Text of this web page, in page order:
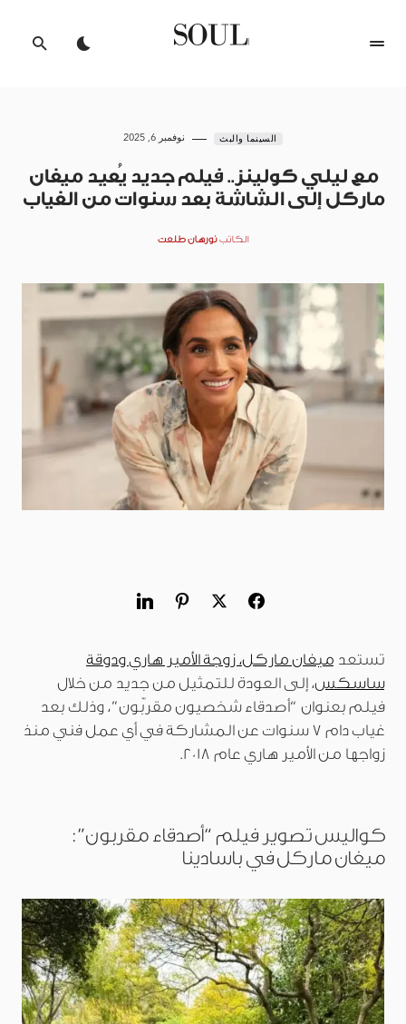
السينما والبث نوفمبر 6, 2025
مع ليلي كولينز.. فيلم جديد يُعيد ميغان
ماركل إلى الشاشة بعد سنوات من الغياب
الكاتب نورهان طلعت
تستعد ميغان ماركل، زوجة الأمير هاري ودوقة
ساسكس، إلى العودة للتمثيل من جديد من خلال
فيلم بعنوان “أصدقاء شخصيون مقرّبون”، وذلك بعد
غياب دام 7 سنوات عن المشاركة في أي عمل فني منذ
زواجها من الأمير هاري عام 2018.
كواليس تصوير فيلم “أصدقاء مقربون”:
ميغان ماركل في باسادينا